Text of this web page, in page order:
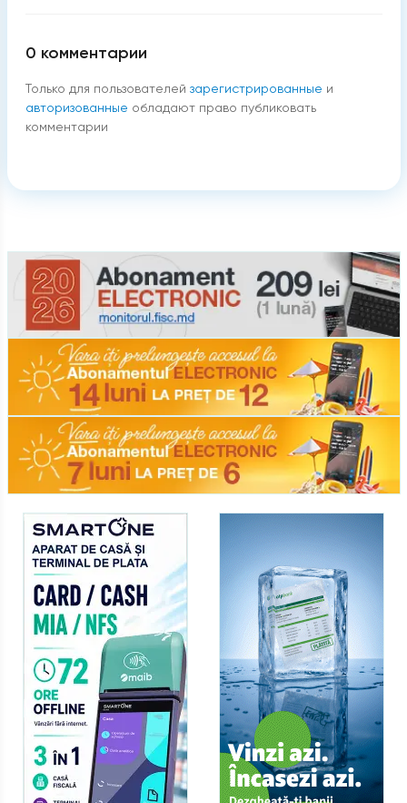
0 комментарии
Только для пользователей зарегистрированные и
авторизованные обладают право публиковать
комментарии